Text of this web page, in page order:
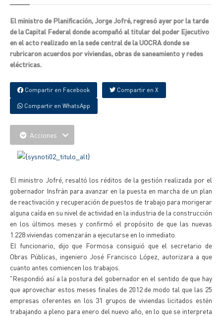
El ministro de Planificación, Jorge Jofré, regresó ayer por la tarde
de la Capital Federal donde acompañó al titular del poder Ejecutivo
en el acto realizado en la sede central de la UOCRA donde se
rubricaron acuerdos por viviendas, obras de saneamiento y redes
eléctricas.
Compartir en Facebook Compartir en X
Compartir en WhatsApp
Acciones
El ministro Jofré, resaltó los réditos de la gestión realizada por el
gobernador Insfrán para avanzar en la puesta en marcha de un plan
de reactivación y recuperación de puestos de trabajo para morigerar
alguna caída en su nivel de actividad en la industria de la construcción
en los últimos meses y confirmó el propósito de que las nuevas
1.228 viviendas comenzarán a ejecutarse en lo inmediato.
El funcionario, dijo que Formosa consiguió que el secretario de
Obras Públicas, ingeniero José Francisco López, autorizara a que
cuanto antes comiencen los trabajos.
"Respondió así a la postura del gobernador en el sentido de que hay
que aprovechar estos meses finales de 2012 de modo tal que las 25
empresas oferentes en los 31 grupos de viviendas licitados estén
trabajando a pleno para enero del nuevo año, en lo que se interpreta